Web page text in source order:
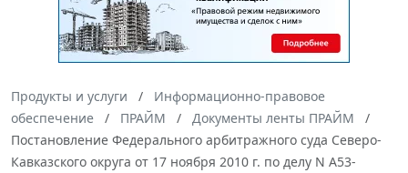
Продукты и услуги
Информационно-правовое
обеспечение
ПРАЙМ
Документы ленты ПРАЙМ
Постановление Федерального арбитражного суда Северо-
Кавказского округа от 17 ноября 2010 г. по делу N А53-